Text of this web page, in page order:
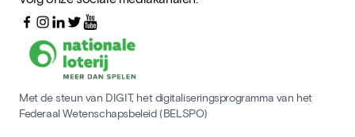
Met de steun van DIGIT, het digitaliseringsprogramma van het
Federaal Wetenschapsbeleid (BELSPO)